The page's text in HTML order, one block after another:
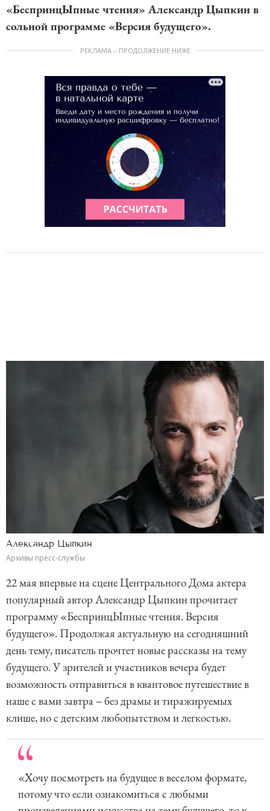
«БеспринцЫпные чтения» Александр Цыпкин в
сольной программе «Версия будущего».
РЕКЛАМА – ПРОДОЛЖЕНИЕ НИЖЕ
Александр Цыпкин
Архивы пресс-службы
22 мая впервые на сцене Центрального Дома актера
популярный автор Александр Цыпкин прочитает
программу «БеспринцЫпные чтения. Версия
будущего». Продолжая актуальную на сегодняшний
день тему, писатель прочтет новые рассказы на тему
будущего. У зрителей и участников вечера будет
возможность отправиться в квантовое путешествие в
наше с вами завтра – без драмы и тиражируемых
клише, но с детским любопытством и легкостью.
«Хочу посмотреть на будущее в веселом формате,
потому что если ознакомиться с любыми